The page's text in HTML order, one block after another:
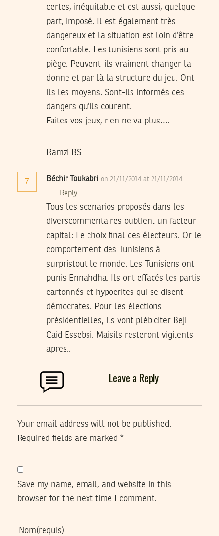
certes, inéquitable et est aussi, quelque
part, imposé. Il est également très
dangereux et la situation est loin d’être
confortable. Les tunisiens sont pris au
piège. Peuvent-ils vraiment changer la
donne et par là la structure du jeu. Ont-
ils les moyens. Sont-ils informés des
dangers qu’ils courent.
Faites vos jeux, rien ne va plus….
Ramzi BS
7 Béchir Toukabri on 21/11/2014 at 21/11/2014
Reply
Tous les scenarios proposés dans les
diverscommentaires oublient un facteur
capital: Le choix final des électeurs. Or le
comportement des Tunisiens à
surpristout le monde. Les Tunisiens ont
punis Ennahdha. Ils ont effacés les partis
cartonnés et hypocrites qui se disent
démocrates. Pour les élections
présidentielles, ils vont plébiciter Beji
Caid Essebsi. Maisils resteront vigilents
apres..
Leave a Reply
Your email address will not be published.
Required fields are marked *
Save my name, email, and website in this
browser for the next time I comment.
Nom(requis)